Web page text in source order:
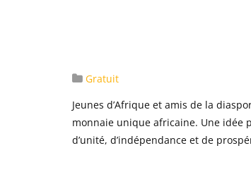
Gratuit
Jeunes d’Afrique et amis de la
monnaie unique africaine. Une idée
d’unité, d’indépendance et de